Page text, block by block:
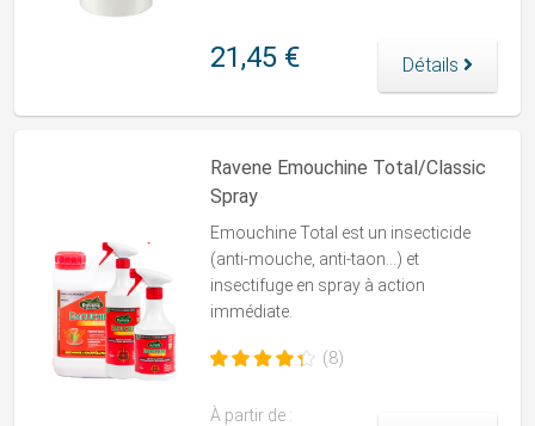
21,45 € Détails
Ravene Emouchine Total/Classic
Spray
Emouchine Total est un insecticide
(anti-mouche, anti-taon...) et
insectifuge en spray à action
immédiate.
(8)
À partir de :